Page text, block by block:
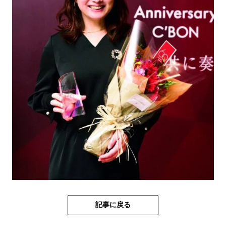
記事に戻る